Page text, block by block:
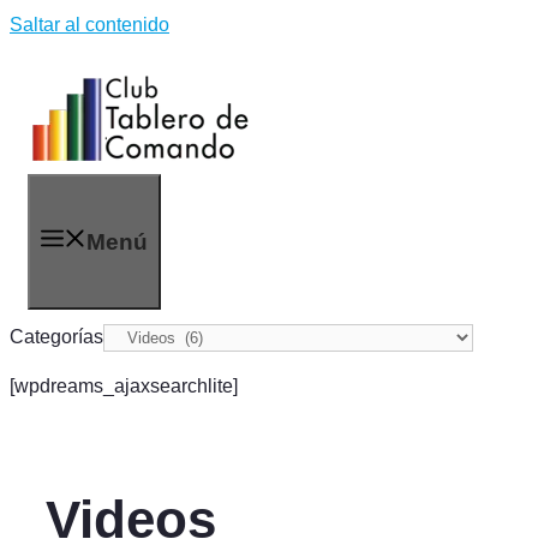
Saltar al contenido
Menú
Categorías
[wpdreams_ajaxsearchlite]
Videos